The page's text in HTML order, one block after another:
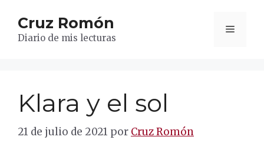
contenido
Cruz Romón
Diario de mis lecturas
Menú
Klara y el sol
21 de julio de 2021 por Cruz Romón